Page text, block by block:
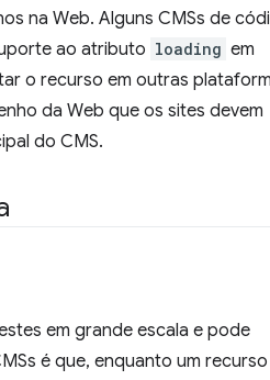
na Web. Alguns CMSs de
ao atributo loading em
o recurso em outras
da Web que os sites devem
do CMS.
em grande escala e pode
é que, enquanto um